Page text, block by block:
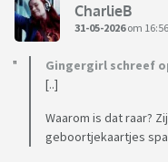
CharlieB
31-05-2026om 16:56
Gingergirl schreef
[..]
Waarom is dat raar?
geboortjekaartjes